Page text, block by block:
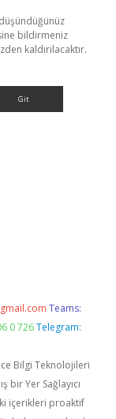
bildirmeniz
kaldırılacaktır.
Teams:
0 726 Telegram:
Bilgi Teknolojileri
bir Yer Sağlayıcı
içerikleri proaktif